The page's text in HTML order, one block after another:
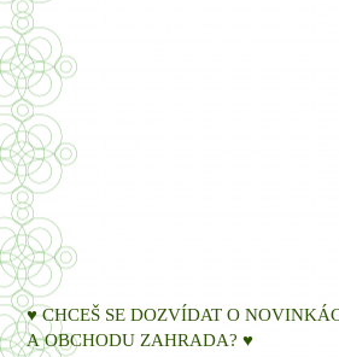
♥ CHCEŠ SE DOZVÍDAT O
A OBCHODU ZAHRADA? ♥